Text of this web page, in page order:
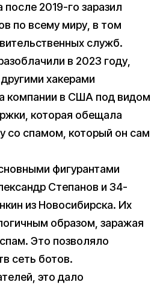
2019-го заразил
по всему миру, в том
служб.
в 2023 году,
хакерами
компании в США под видом
которая обещала
со спамом, который он сам
фигурантами
Степанов и 34-
из Новосибирска. Их
образом, заражая
Это позволяло
сеть ботов.
это дало